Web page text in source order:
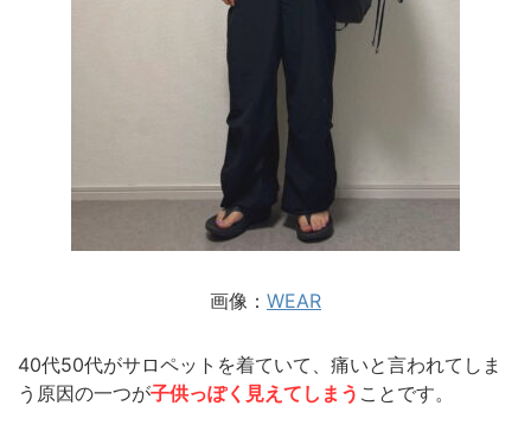
画像： WEAR
40代50代がサロペットを着ていて、痛いと言われてしま
う原因の一つが子供っぽく見えてしまう ことです。